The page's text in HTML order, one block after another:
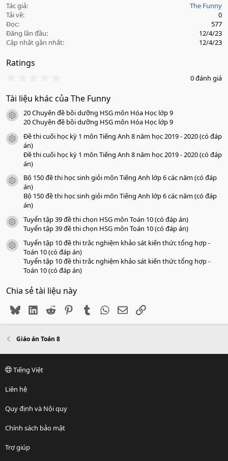
Tác giả
The Funny
Tải về
0
Đọc
577
Đăng lần đầu
12/4/23
Cập nhật gần nhất
12/4/23
Ratings
0
0
s
a
o
0 đánh giá
Tài liệu khác của The Funny
icon tài liệu
20 Chuyên đề bồi dưỡng HSG môn Hóa Học lớp 9
20 Chuyên đề bồi dưỡng HSG môn Hóa Học lớp 9
icon tài liệu
Đề thi cuối học kỳ 1 môn Tiếng Anh 8 năm học 2019 - 2020 (có đáp
án)
Đề thi cuối học kỳ 1 môn Tiếng Anh 8 năm học 2019 - 2020 (có đáp
án)
icon tài liệu
Bộ 150 đề thi học sinh giỏi môn Tiếng Anh lớp 6 các năm (có đáp
án)
Bộ 150 đề thi học sinh giỏi môn Tiếng Anh lớp 6 các năm (có đáp
án)
icon tài liệu
Tuyển tập 39 đề thi chọn HSG môn Toán 10 (có đáp án)
Tuyển tập 39 đề thi chọn HSG môn Toán 10 (có đáp án)
icon tài liệu
Tuyển tập 10 đề thi trắc nghiệm khảo sát kiến thức tổng hợp -
Toán 10 (có đáp án)
Tuyển tập 10 đề thi trắc nghiệm khảo sát kiến thức tổng hợp -
Toán 10 (có đáp án)
Chia sẻ tài liệu này
BlueskyLinkedIn
Reddit PinterestTumblr WhatsApp
EmailLink
Giáo án Toán 8
Tiếng Việt
Liên hệ
Quy định và Nội quy
Chính sách bảo mật
Trợ giúp